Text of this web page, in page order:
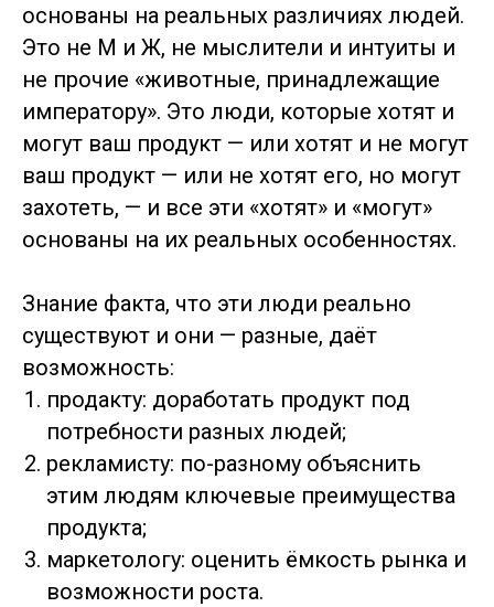
основаны на реальных различиях людей.
Это не М и Ж, не мыслители и интуиты и
не прочие «животные, принадлежащие
императору». Это люди, которые хотят и
могут ваш продукт — или хотят и не могут
ваш продукт — или не хотят его, но могут
захотеть, — и все эти «хотят» и «могут»
основаны на их реальных особенностях.
Знание факта, что эти люди реально
существуют и они — разные, даёт
возможность:
продакту: доработать продукт под
потребности разных людей;
рекламисту: по-разному объяснить
этим людям ключевые преимущества
продукта;
маркетологу: оценить ёмкость рынка и
возможности роста.